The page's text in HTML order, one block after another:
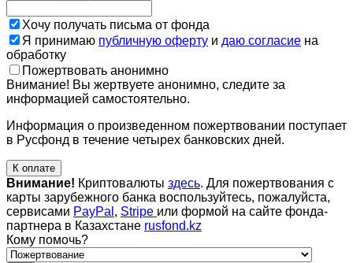
Хочу получать письма от фонда
Я принимаю публичную оферту и даю согласие на
обработку
Пожертвовать анонимно
Внимание! Вы жертвуете анонимно, следите за
информацией самостоятельно.
Информация о произведенном пожертвовании поступает
в Русфонд в течение четырех банковских дней.
К оплате
Внимание! Криптовалюты здесь. Для пожертвования с
карты зарубежного банка воспользуйтесь, пожалуйста,
сервисами PayPal , Stripe или формой на сайте фонда-
партнера в Казахстане rusfond.kz
Кому помочь?